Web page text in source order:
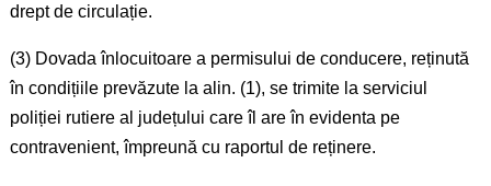
drept de circulație.
(3) Dovada înlocuitoare a permisului de conducere, reținută
în condițiile prevăzute la alin. (1), se trimite la serviciul
poliției rutiere al județului care îl are în evidenta pe
contravenient, împreună cu raportul de reținere.